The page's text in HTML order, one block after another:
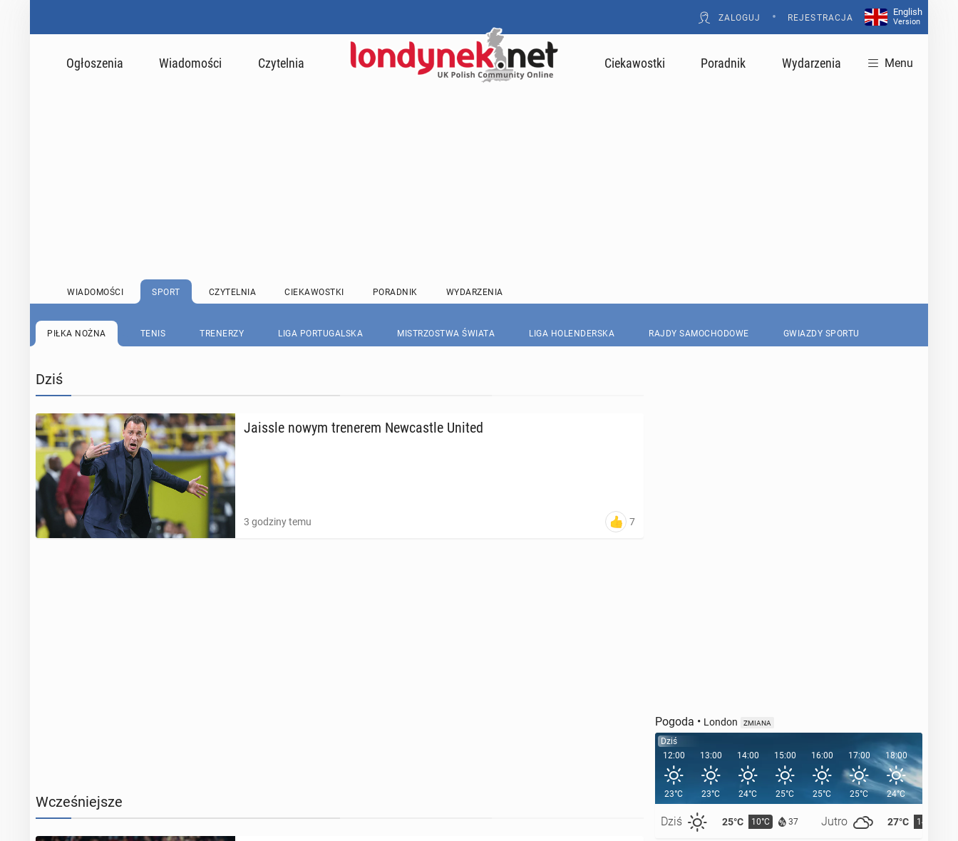
ZALOGUJ • REJESTRACJA
English
Version
Ogłoszenia Wiadomości Czytelnia Ciekawostki Poradnik Wydarzenia Menu
WIADOMOŚCI SPORT CZYTELNIA CIEKAWOSTKI PORADNIK WYDARZENIA
PIŁKA NOŻNA TENIS TRENERZY LIGA PORTUGALSKA MISTRZOSTWA ŚWIATA LIGA HOLENDERSKA RAJDY SAMOCHODOWE GWIAZDY SPORTU
Dziś
Jaissle nowym tre­ne­rem New­ca­stle United
3 godziny temu 7
Wcześniejsze
Pogoda • London ZMIANA
Dziś
12:00
23°C
Dziś 25°C 10°C 37 Jutro 27°C 14°C
13:00
23°C
14:00
24°C
15:00
25°C
16:00
25°C
17:00
25°C
18:00
24°C
19:00